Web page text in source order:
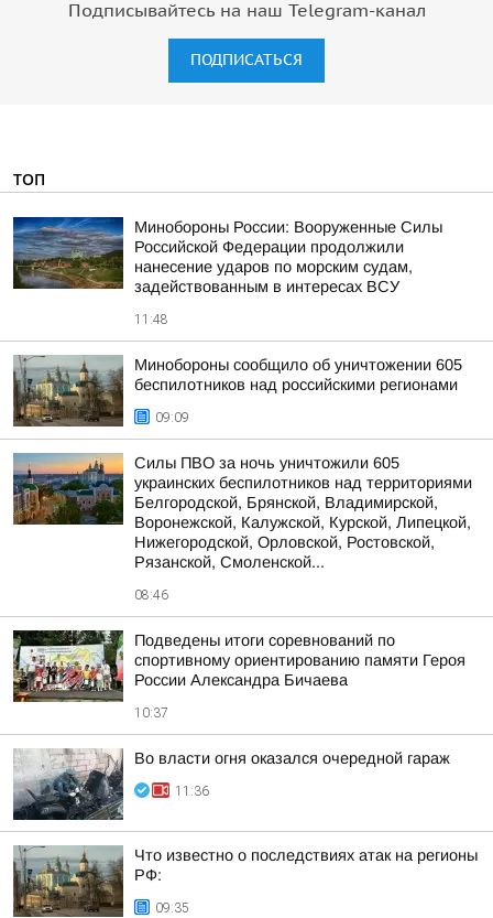
Подписывайтесь на наш Telegram-канал
ПОДПИСАТЬСЯ
ТОП
Минобороны России: Вооруженные Силы
Российской Федерации продолжили
нанесение ударов по морским судам,
задействованным в интересах ВСУ
11:48
Минобороны сообщило об уничтожении 605
беспилотников над российскими регионами
09:09
Силы ПВО за ночь уничтожили 605
украинских беспилотников над территориями
Белгородской, Брянской, Владимирской,
Воронежской, Калужской, Курской, Липецкой,
Нижегородской, Орловской, Ростовской,
Рязанской, Смоленской...
08:46
Подведены итоги соревнований по
спортивному ориентированию памяти Героя
России Александра Бичаева
10:37
Во власти огня оказался очередной гараж
11:36
Что известно о последствиях атак на регионы
РФ:
09:35